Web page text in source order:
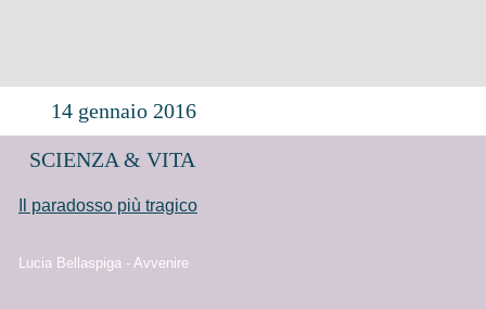
14 gennaio 2016
SCIENZA & VITA
Il paradosso più tragico
Lucia Bellaspiga - Avvenire